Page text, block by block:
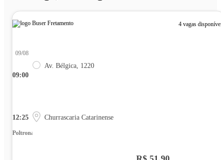
4 vagas
09:00
09/08
Av. Bélgica, 1220
12:25 Churrascaria Catarinense
Poltrona